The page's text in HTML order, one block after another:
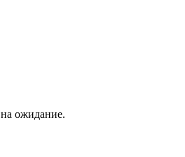
ожидание.